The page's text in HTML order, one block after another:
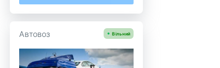
Автовоз Вільний